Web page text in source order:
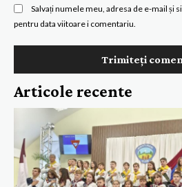
Salvați numele meu, adresa de e-mail și
pentru data viitoare i comentariu.
Articole recente